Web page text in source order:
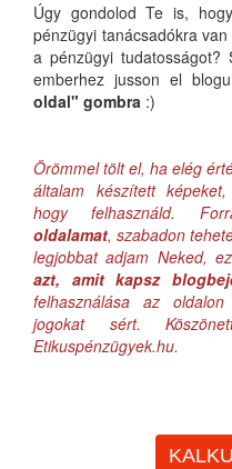
Úgy gondolod Te is,
pénzügyi tanácsadókra
a pénzügyi
emberhez jusson el
oldal" gombra :)
Örömmel tölt el, ha elég
általam készített
hogy felhasználd.
oldalamat, szabadon
legjobbat adjam Neked,
azt, amit kapsz
felhasználása az
jogokat sért.
Etikuspénzügyek.hu.